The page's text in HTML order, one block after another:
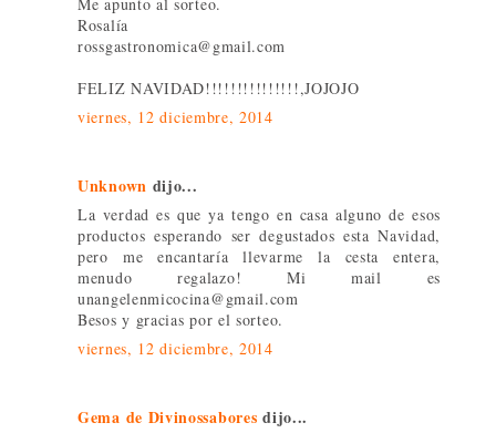
Rosalía
rossgastronomica@gmail.com
FELIZ NAVIDAD!!!!!!!!!!!!!!!,JOJOJO
viernes, 12 diciembre, 2014
Unknown dijo...
La verdad es que ya tengo en casa alguno de esos
productos esperando ser degustados esta Navidad,
pero me encantaría llevarme la cesta entera,
menudo regalazo! Mi mail es
unangelenmicocina@gmail.com
Besos y gracias por el sorteo.
viernes, 12 diciembre, 2014
Gema de Divinossabores dijo...